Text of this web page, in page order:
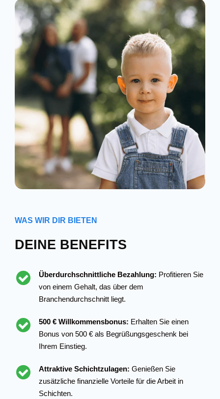
WAS WIR DIR BIETEN
DEINE BENEFITS
Überdurchschnittliche Bezahlung: Profitieren Sie
von einem Gehalt, das über dem
Branchendurchschnitt liegt.
500 € Willkommensbonus: Erhalten Sie einen
Bonus von 500 € als Begrüßungsgeschenk bei
Ihrem Einstieg.
Attraktive Schichtzulagen: Genießen Sie
zusätzliche finanzielle Vorteile für die Arbeit in
Schichten.